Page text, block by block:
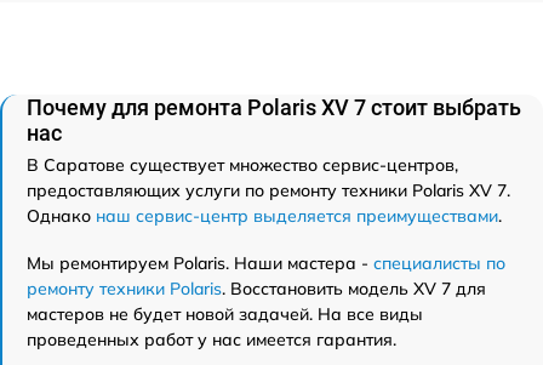
Почему для ремонта Polaris XV 7 стоит выбрать
нас
В Саратове существует множество сервис-центров,
предоставляющих услуги по ремонту техники Polaris XV 7.
Однако наш сервис-центр выделяется преимуществами.
Мы ремонтируем Polaris. Наши мастера - специалисты по
ремонту техники Polaris. Восстановить модель XV 7 для
мастеров не будет новой задачей. На все виды
проведенных работ у нас имеется гарантия.